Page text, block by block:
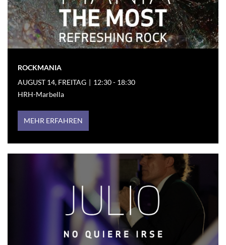
ROCKMANIA
AUGUST 14, FREITAG
12:30 - 18:30
HRH-Marbella
MEHR ERFAHREN